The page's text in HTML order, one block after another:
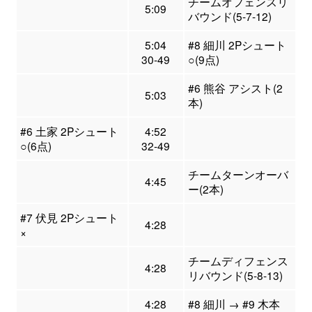
5:09
バウンド(5-7-12)
5:04
30-49
#8 細川 2Pシュート
○(9点)
5:03
#6 熊谷 アシスト(2
本)
#6 土家 2Pシュート
○(6点)
4:52
32-49
4:45
チームターンオーバ
ー(2本)
#7 伏見 2Pシュート
×
4:28
4:28
チームディフェンス
リバウンド(5-8-13)
4:28
#8 細川 → #9 木本